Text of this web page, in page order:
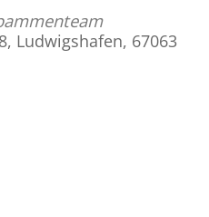
Ludwigshafen, 67063